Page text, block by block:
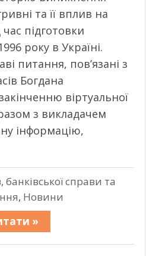
та її вплив на
час підготовки
року в Україні.
питання, повʼязані з
Богдана
віртуальної
разом з викладачем
інформацію,
банківської справи та
, Новини
»